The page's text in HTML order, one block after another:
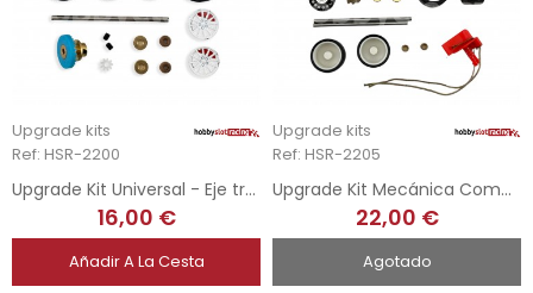
Upgrade kits
Ref: HSR-2200
Upgrade Kit Universal - Eje trasero completo Rally
16,00 €
Añadir A La Cesta
Upgrade kits
Ref: HSR-2205
Upgrade Kit Mecánica Completa
22,00 €
Agotado